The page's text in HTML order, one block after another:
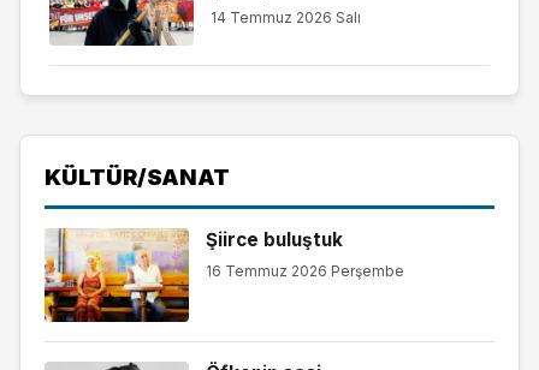
14 Temmuz 2026 Salı
KÜLTÜR/SANAT
Şiirce buluştuk
16 Temmuz 2026 Perşembe